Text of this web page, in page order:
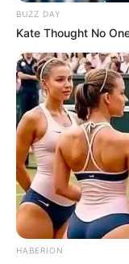
BUZZ DAY
Kate Thought No
HABERION